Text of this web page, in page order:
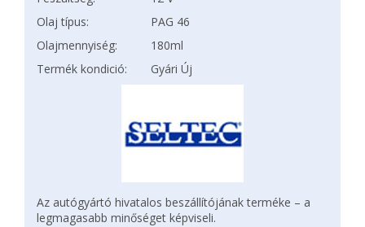
Olaj típus:
PAG 46
Olajmennyiség:
180ml
Termék kondició:
Gyári Új
Az autógyártó hivatalos beszállítójának terméke – a
legmagasabb minőséget képviseli.